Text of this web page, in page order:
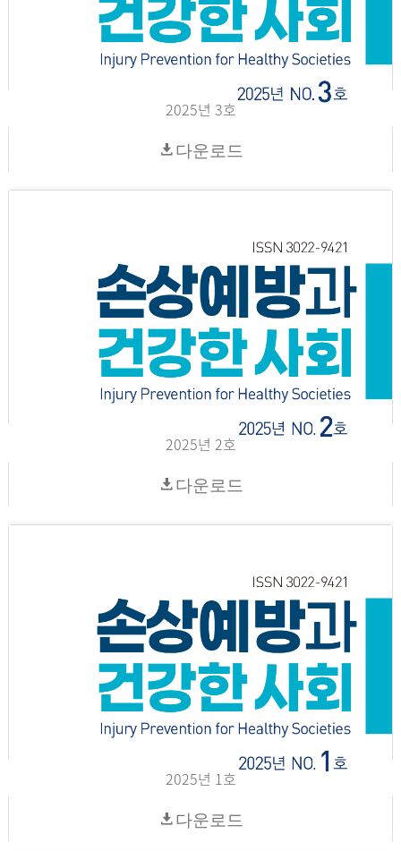
2025년 3호
다운로드
2025년 2호
다운로드
2025년 1호
다운로드